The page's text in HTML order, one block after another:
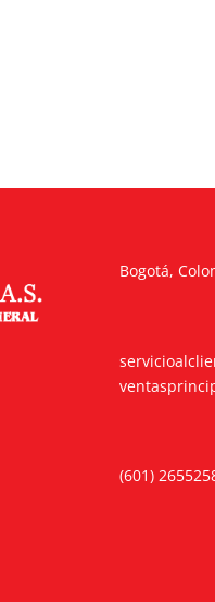
Bogotá,
(601)